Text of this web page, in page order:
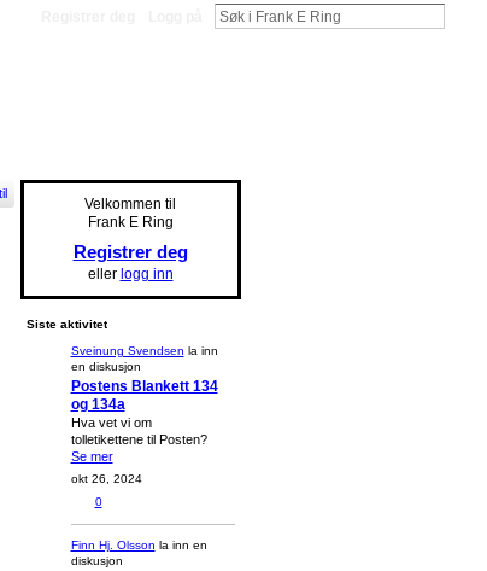
Velkommen til
Frank E Ring
Registrer deg
eller logg inn
Siste aktivitet
Sveinung Svendsen la inn
en diskusjon
Postens Blankett 134
og 134a
Hva vet vi om
tolletikettene til Posten?
Se mer
okt 26, 2024
0
Finn Hj. Olsson la inn en
diskusjon